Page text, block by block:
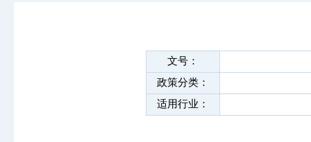
文号：
政策分类：
适用行业：